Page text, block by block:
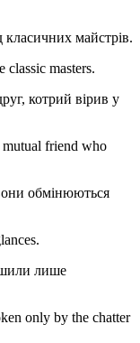
класичних майстрів.
classic masters.
котрий вірив у
friend who
обмінюються
лише
only by the chatter